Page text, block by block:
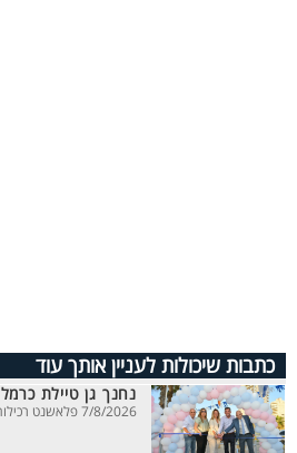
כתבות שיכולות לעניין אותך עוד
נחנך גן טיילת כרמל
7/8/2026 פלאשנט רכילות